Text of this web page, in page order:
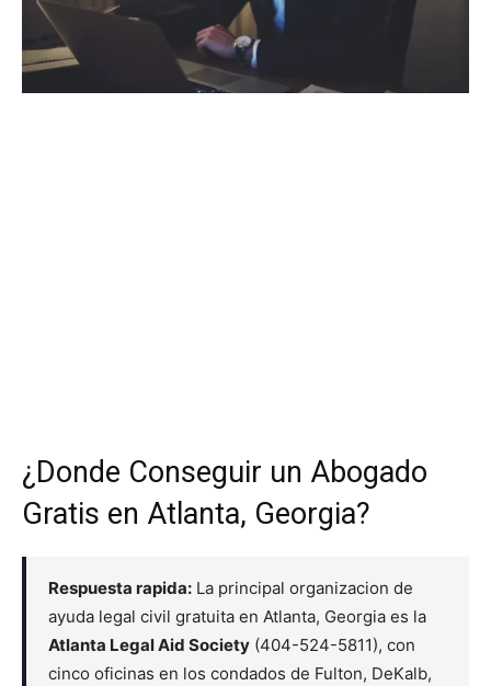
¿Donde Conseguir un Abogado
Gratis en Atlanta, Georgia?
Respuesta rapida: La principal organizacion de
ayuda legal civil gratuita en Atlanta, Georgia es la
Atlanta Legal Aid Society (404-524-5811), con
cinco oficinas en los condados de Fulton, DeKalb,